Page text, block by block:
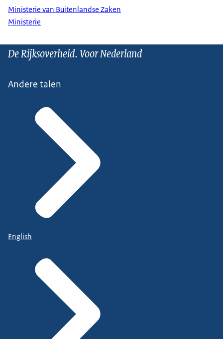
Ministerie van Buitenlandse Zaken
Ministerie
De Rijksoverheid. Voor Nederland
Andere talen
English